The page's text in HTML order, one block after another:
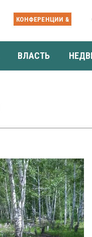
КОНФЕРЕНЦИИ &
ВЛАСТЬ